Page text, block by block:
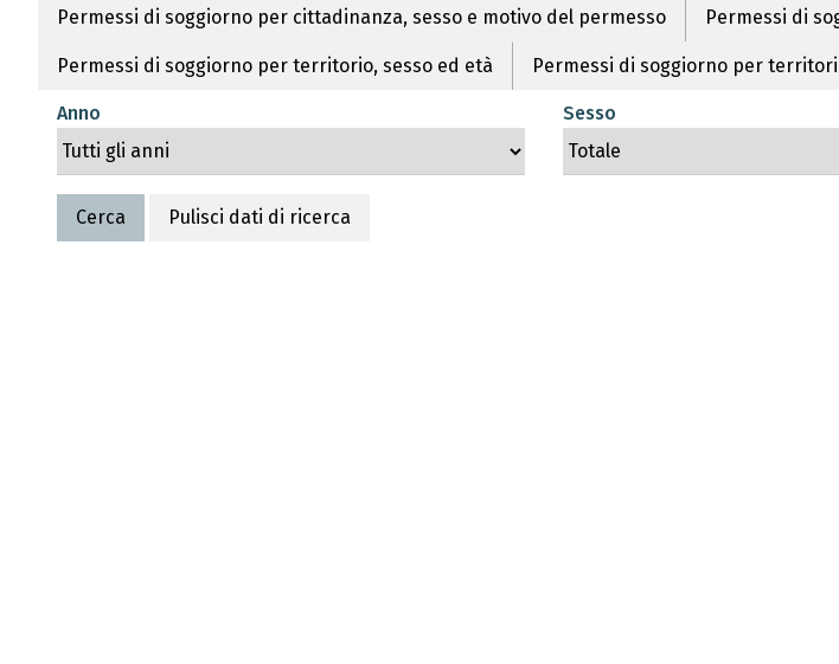
Permessi di soggiorno per cittadinanza, sesso e motivo del permesso Permessi di
Permessi di soggiorno per territorio, sesso ed età Permessi di soggiorno per
Anno Sesso